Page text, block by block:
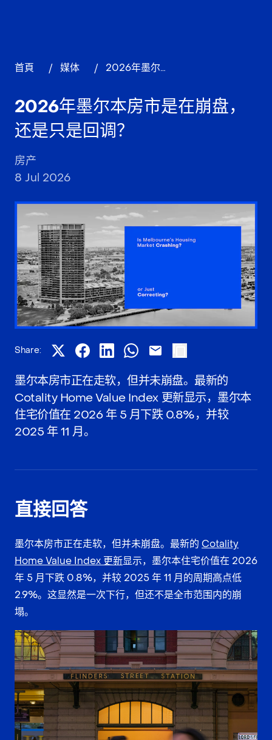
首頁 / 媒体 / 2026年墨尔本房市是在崩盘，还是只是回调？
2026年墨尔本房市是在崩盘，
还是只是回调？
房产
8 Jul 2026
Share:
墨尔本房市正在走软，但并未崩盘。最新的
Cotality Home Value Index 更新显示，墨尔本
住宅价值在 2026 年 5 月下跌 0.8%，并较
2025 年 11 月。
直接回答
墨尔本房市正在走软，但并未崩盘。最新的 Cotality
Home Value Index 更新显示，墨尔本住宅价值在 2026
年 5 月下跌 0.8%，并较 2025 年 11 月的周期高点低
2.9%。这显然是一次下行，但还不是全市范围内的崩
塌。